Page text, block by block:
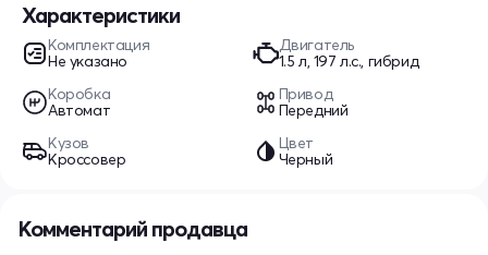
Характеристики
Комплектация
Не указано
Двигатель
1.5 л, 197 л.с., гибрид
Коробка
Автомат
Привод
Передний
Кузов
Кроссовер
Цвет
Черный
Комментарий продавца